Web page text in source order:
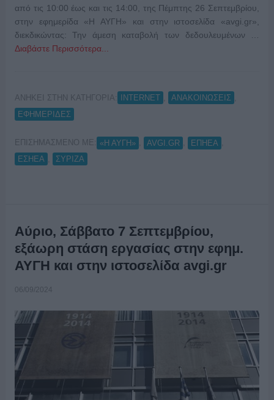
από τις 10:00 έως και τις 14:00, της Πέμπτης 26 Σεπτεμβρίου,
στην εφημερίδα «Η ΑΥΓΗ» και στην ιστοσελίδα «avgi.gr»,
διεκδικώντας: Την άμεση καταβολή των δεδουλευμένων …
Διαβάστε Περισσότερα...
ΑΝΗΚΕΙ ΣΤΗΝ ΚΑΤΗΓΟΡΙΑ: INTERNET ΑΝΑΚΟΙΝΩΣΕΙΣ
ΕΦΗΜΕΡΙΔΕΣ
ΕΠΙΣΗΜΑΣΜΕΝΟ ΜΕ: «Η ΑΥΓΗ» AVGI.GR ΕΠΗΕΑ
ΕΣΗΕΑ
ΣΥΡΙΖΑ
Αύριο, Σάββατο 7 Σεπτεμβρίου,
εξάωρη στάση εργασίας στην εφημ.
ΑΥΓΗ και στην ιστοσελίδα avgi.gr
06/09/2024